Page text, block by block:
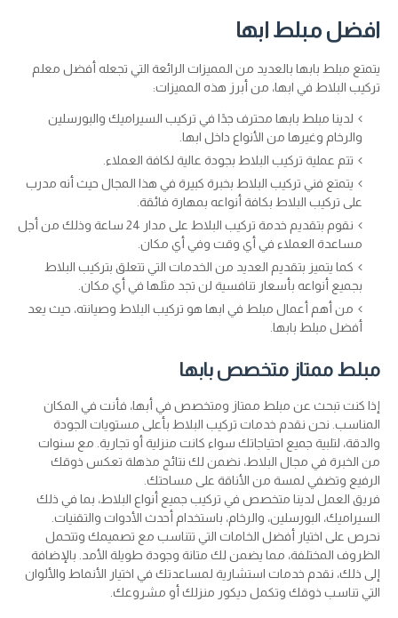
افضل مبلط ابها
يتمتع مبلط بابها بالعديد من المميزات الرائعة التي تجعله أفضل معلم
تركيب البلاط في ابها، من أبرز هذه المميزات:
لدينا مبلط بابها محترف جدًا في تركيب السيراميك والبورسلين
والرخام وغيرها من الأنواع داخل ابها.
تتم عملية تركيب البلاط بجودة عالية لكافة العملاء.
يتمتع فني تركيب البلاط بخبرة كبيرة في هذا المجال حيث أنه مدرب
على تركيب البلاط بكافة أنواعه بمهارة فائقة.
نقوم بتقديم خدمة تركيب البلاط على مدار 24 ساعة وذلك من أجل
مساعدة العملاء في أي وقت وفي أي مكان.
كما يتميز بتقديم العديد من الخدمات التي تتعلق بتركيب البلاط
بجميع أنواعه بأسعار تنافسية لن تجد مثلها في أي مكان.
من أهم أعمال مبلط في ابها هو تركيب البلاط وصيانته، حيث يعد
أفضل مبلط بابها.
مبلط ممتاز متخصص بابها
إذا كنت تبحث عن مبلط ممتاز ومتخصص في أبها، فأنت في المكان
المناسب. نحن نقدم خدمات تركيب البلاط بأعلى مستويات الجودة
والدقة، لتلبية جميع احتياجاتك سواء كانت منزلية أو تجارية. مع سنوات
من الخبرة في مجال البلاط، نضمن لك نتائج مذهلة تعكس ذوقك
الرفيع وتضفي لمسة من الأناقة على مساحتك.
فريق العمل لدينا متخصص في تركيب جميع أنواع البلاط، بما في ذلك
السيراميك، البورسلين، والرخام، باستخدام أحدث الأدوات والتقنيات.
نحرص على اختيار أفضل الخامات التي تتناسب مع تصميمك وتتحمل
الظروف المختلفة، مما يضمن لك متانة وجودة طويلة الأمد. بالإضافة
إلى ذلك، نقدم خدمات استشارية لمساعدتك في اختيار الأنماط والألوان
التي تناسب ذوقك وتكمل ديكور منزلك أو مشروعك.